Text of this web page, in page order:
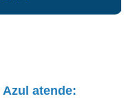
atende: